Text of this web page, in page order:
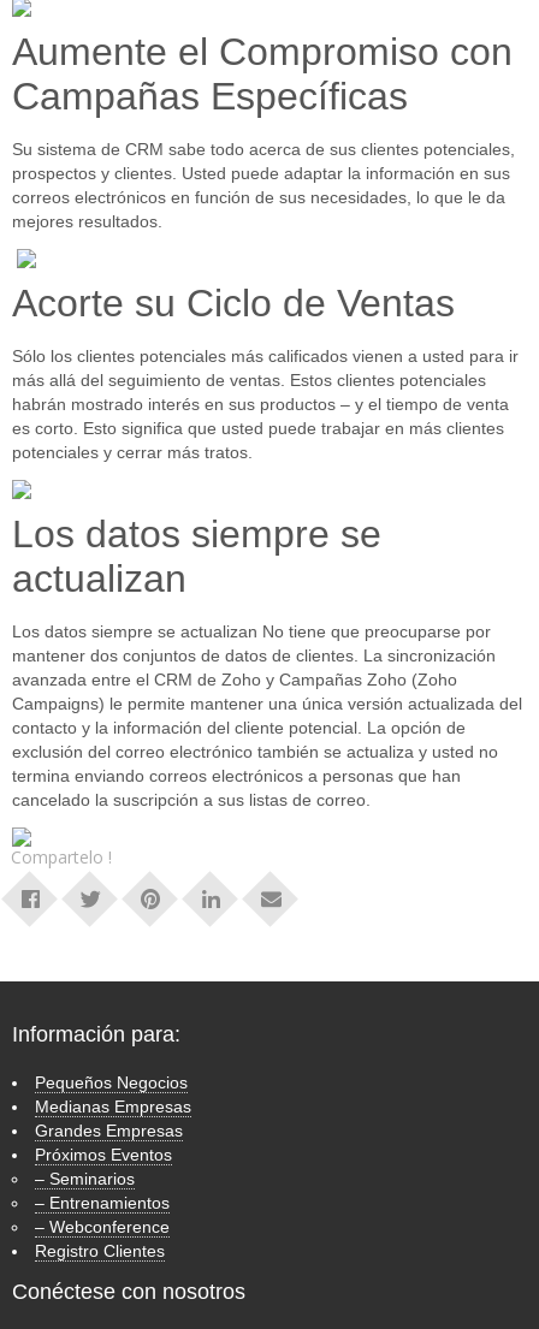
Aumente el Compromiso con
Campañas Específicas
Su sistema de CRM sabe todo acerca de sus clientes potenciales,
prospectos y clientes. Usted puede adaptar la información en sus
correos electrónicos en función de sus necesidades, lo que le da
mejores resultados.
Acorte su Ciclo de Ventas
Sólo los clientes potenciales más calificados vienen a usted para ir
más allá del seguimiento de ventas. Estos clientes potenciales
habrán mostrado interés en sus productos – y el tiempo de venta
es corto. Esto significa que usted puede trabajar en más clientes
potenciales y cerrar más tratos.
Los datos siempre se
actualizan
Los datos siempre se actualizan No tiene que preocuparse por
mantener dos conjuntos de datos de clientes. La sincronización
avanzada entre el CRM de Zoho y Campañas Zoho (Zoho
Campaigns) le permite mantener una única versión actualizada del
contacto y la información del cliente potencial. La opción de
exclusión del correo electrónico también se actualiza y usted no
termina enviando correos electrónicos a personas que han
cancelado la suscripción a sus listas de correo.
Compartelo !
Información para:
Pequeños Negocios
Medianas Empresas
Grandes Empresas
Próximos Eventos
– Seminarios
– Entrenamientos
– Webconference
Registro Clientes
Conéctese con nosotros